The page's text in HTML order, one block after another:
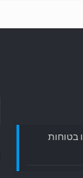
בטוחות